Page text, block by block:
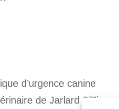
d’urgence canine
de Jarlard 7/7j,